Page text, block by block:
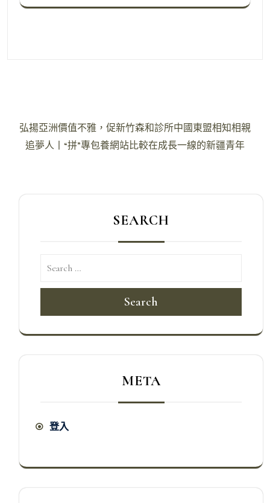
文弘揚亞洲價值不雅，促新竹森和診所中國東盟相知相親
追夢人丨“拼”專包養網站比較在成長一線的新疆青年
SEARCH
Search
META
登入